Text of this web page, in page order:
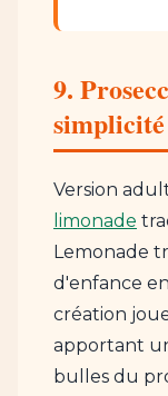
9.
Version
limonade
Lemonade
d'enfance
création
apportant
bulles du